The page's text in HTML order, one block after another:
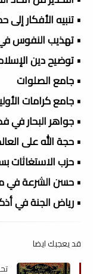
• تنبيه الأفكار إلى
• تهذيب النفوس
• توضيح دين
• جامع الصلوات
• جامع كرامات
• جواهر البحار في
• حجة الله على
• حزب الاستغاثات
• حسن الشرعة في
• رياض الجنة في
قد يعجبك ايضا